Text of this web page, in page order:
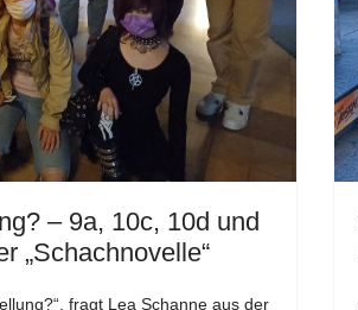
– 9a, 10c, 10d und
„Schachnovelle“
fragt Lea Schanne aus der